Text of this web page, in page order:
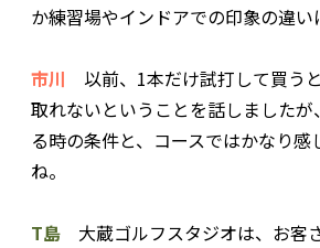
か練習場やインドアでの印象の違い
市川 以前、1本だけ試打して買う
取れないということを話しました
る時の条件と、コースではかなり感
ね。
T島 大蔵ゴルフスタジオは、お客